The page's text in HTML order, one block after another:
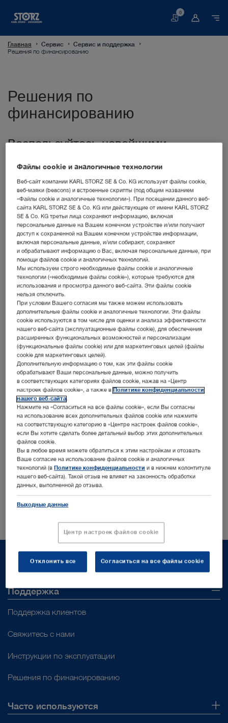
Корзина
0
Главная Сервис
Сервис и поддержка
Решения по финансированию
Решения по
финансированию
Воспользуйтесь новейшими
финансовые ресурсы
Для получения дополнительной информации
о решениях по финансированию или
об альтернативных возможностях приобретения
продуктов KARL STORZ в Вашей стране просьба
обращаться в соответствующий филиал KARL STORZ
или к Вашему уполномоченному дистрибьютору.
Медиатека
Брошюры, флаеры,
видеофильмы
и инструкции
по эксплуатации
Мероприятия
и международные
ярмарки, конгрессы
и семинары
KARL STORZ
Insights
Подпишитесь здесь
Поддержка
Поддержка клиентов
Свяжитесь с нами
Инструкции по эксплуатации
Решения по финансированию
Часто используются
Файлы cookie и аналогичные технологии
Веб-сайт компании KARL STORZ SE & Co. KG использует файлы cookie,
веб-маяки (beacons) и встроенные скрипты (под общим названием
«Файлы cookie и аналогичные технологии»). При посещении данного веб-
сайта KARL STORZ SE & Co. KG или действующие от имени KARL STORZ
SE & Co. KG третьи лица сохраняют информацию, включая
персональные данные на Вашем конечном устройстве и/или получают
доступ к сохраненной на Вашем конечном устройстве информации,
включая персональные данные, и/или собирают, сохраняют
и обрабатывают информацию о Вас, включая персональные данные, при
помощи файлов cookie и аналогичных технологий.
Мы используем строго необходимые файлы cookie и аналогичные
технологии («необходимые файлы cookie»), которые требуются для
использования и просмотра данного веб-сайта. Эти файлы cookie
нельзя отключить.
При условии Вашего согласия мы также можем использовать
дополнительные файлы cookie и аналогичные технологии. Эти файлы
cookie используются в том числе для оценки и анализа эффективности
нашего веб-сайта (эксплуатационные файлы cookie), для обеспечения
расширенных функциональных возможностей и персонализации
(функциональные файлы cookie) или для маркетинговых целей (файлы
cookie для маркетинговых целей).
Дополнительную информацию о том, как эти файлы cookie
обрабатывают Ваши персональные данные, можно получить
в соответствующих категориях файлов cookie, нажав на «Центр
настроек файлов cookie», а также вПолитике конфиденциальности
нашего веб-сайта.
Нажмите на «Согласиться на все файлы cookie», если Вы согласны
на использование всех дополнительных файлов cookie или нажмите
на соответствующую категорию в «Центре настроек файлов cookie»,
если Вы хотите сделать более детальный выбор этих дополнительных
файлов cookie.
Вы в любое время можете обратиться к этим настройкам и отозвать
Ваше согласие на использование файлов cookie и аналогичных
технологий (вПолитике конфиденциальности и в нижнем колонтитуле
нашего веб-сайта). Такой отзыв не влияет на законность обработки
данных, выполненной до отзыва.
Выходные данные
Центр настроек файлов cookie
Отклонить все Согласиться на все файлы cookie